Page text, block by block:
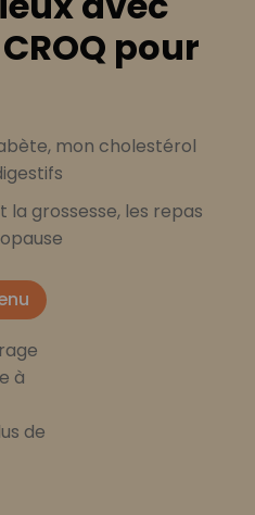
pour
mon cholestérol
la grossesse, les repas
à
de